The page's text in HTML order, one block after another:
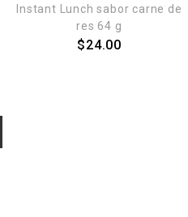
Instant Lunch sabor carne de
res 64 g
$24.00